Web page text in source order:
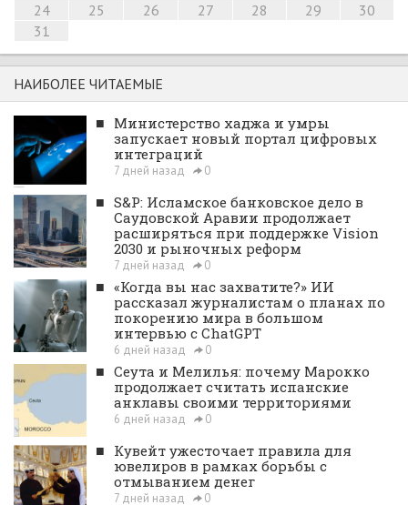
24
25 26 27 28 29
30
31
НАИБОЛЕЕ ЧИТАЕМЫЕ
■ Министерство хаджа и умры
запускает новый портал цифровых
интеграций
7 дней назад 0
■ S&P: Исламское банковское дело в
Саудовской Аравии продолжает
расширяться при поддержке Vision
2030 и рыночных реформ
7 дней назад 0
■ «Когда вы нас захватите?» ИИ
рассказал журналистам о планах по
покорению мира в большом
интервью с ChatGPT
6 дней назад 0
■ Сеута и Мелилья: почему Марокко
продолжает считать испанские
анклавы своими территориями
6 дней назад 0
■ Кувейт ужесточает правила для
ювелиров в рамках борьбы с
отмыванием денег
7 дней назад 0